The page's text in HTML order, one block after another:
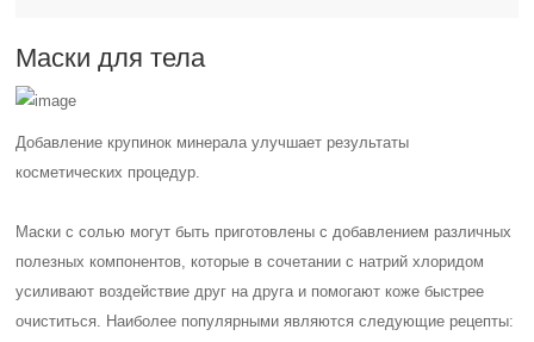
Маски для тела
Добавление крупинок минерала улучшает результаты
косметических процедур.
Маски с солью могут быть приготовлены с добавлением различных
полезных компонентов, которые в сочетании с натрий хлоридом
усиливают воздействие друг на друга и помогают коже быстрее
очиститься. Наиболее популярными являются следующие рецепты: